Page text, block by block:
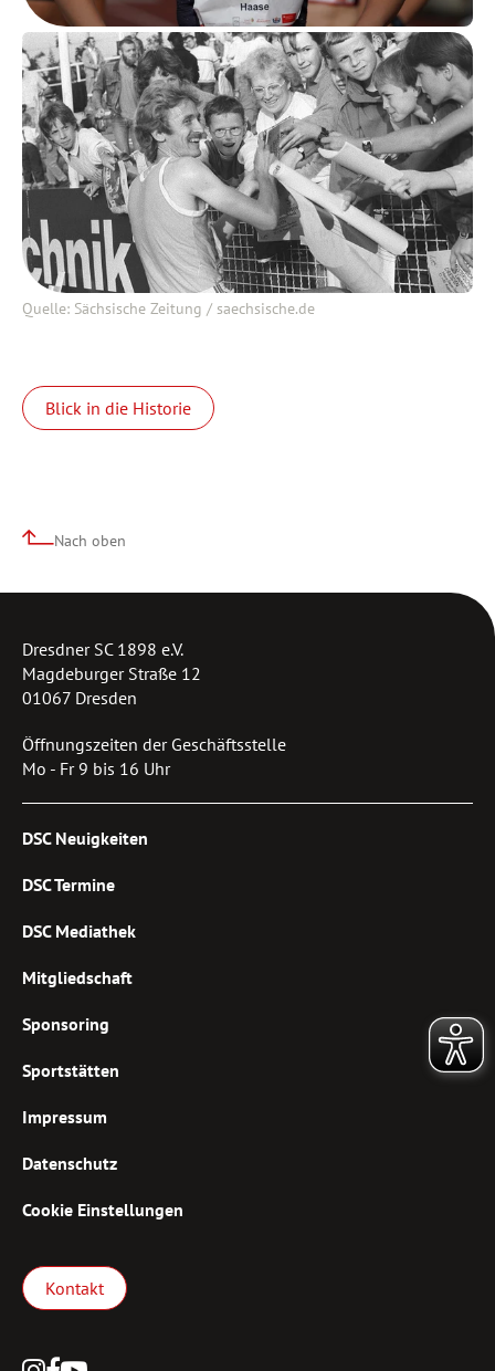
Quelle: Sächsische Zeitung / saechsische.de
Blick in die Historie
Nach oben
Dresdner SC 1898 e.V.
Magdeburger Straße 12
01067 Dresden
Öffnungszeiten der Geschäftsstelle
Mo - Fr 9 bis 16 Uhr
DSC Neuigkeiten
DSC Termine
DSC Mediathek
Mitgliedschaft
Sponsoring
Sportstätten
Impressum
Datenschutz
Cookie Einstellungen
Kontakt